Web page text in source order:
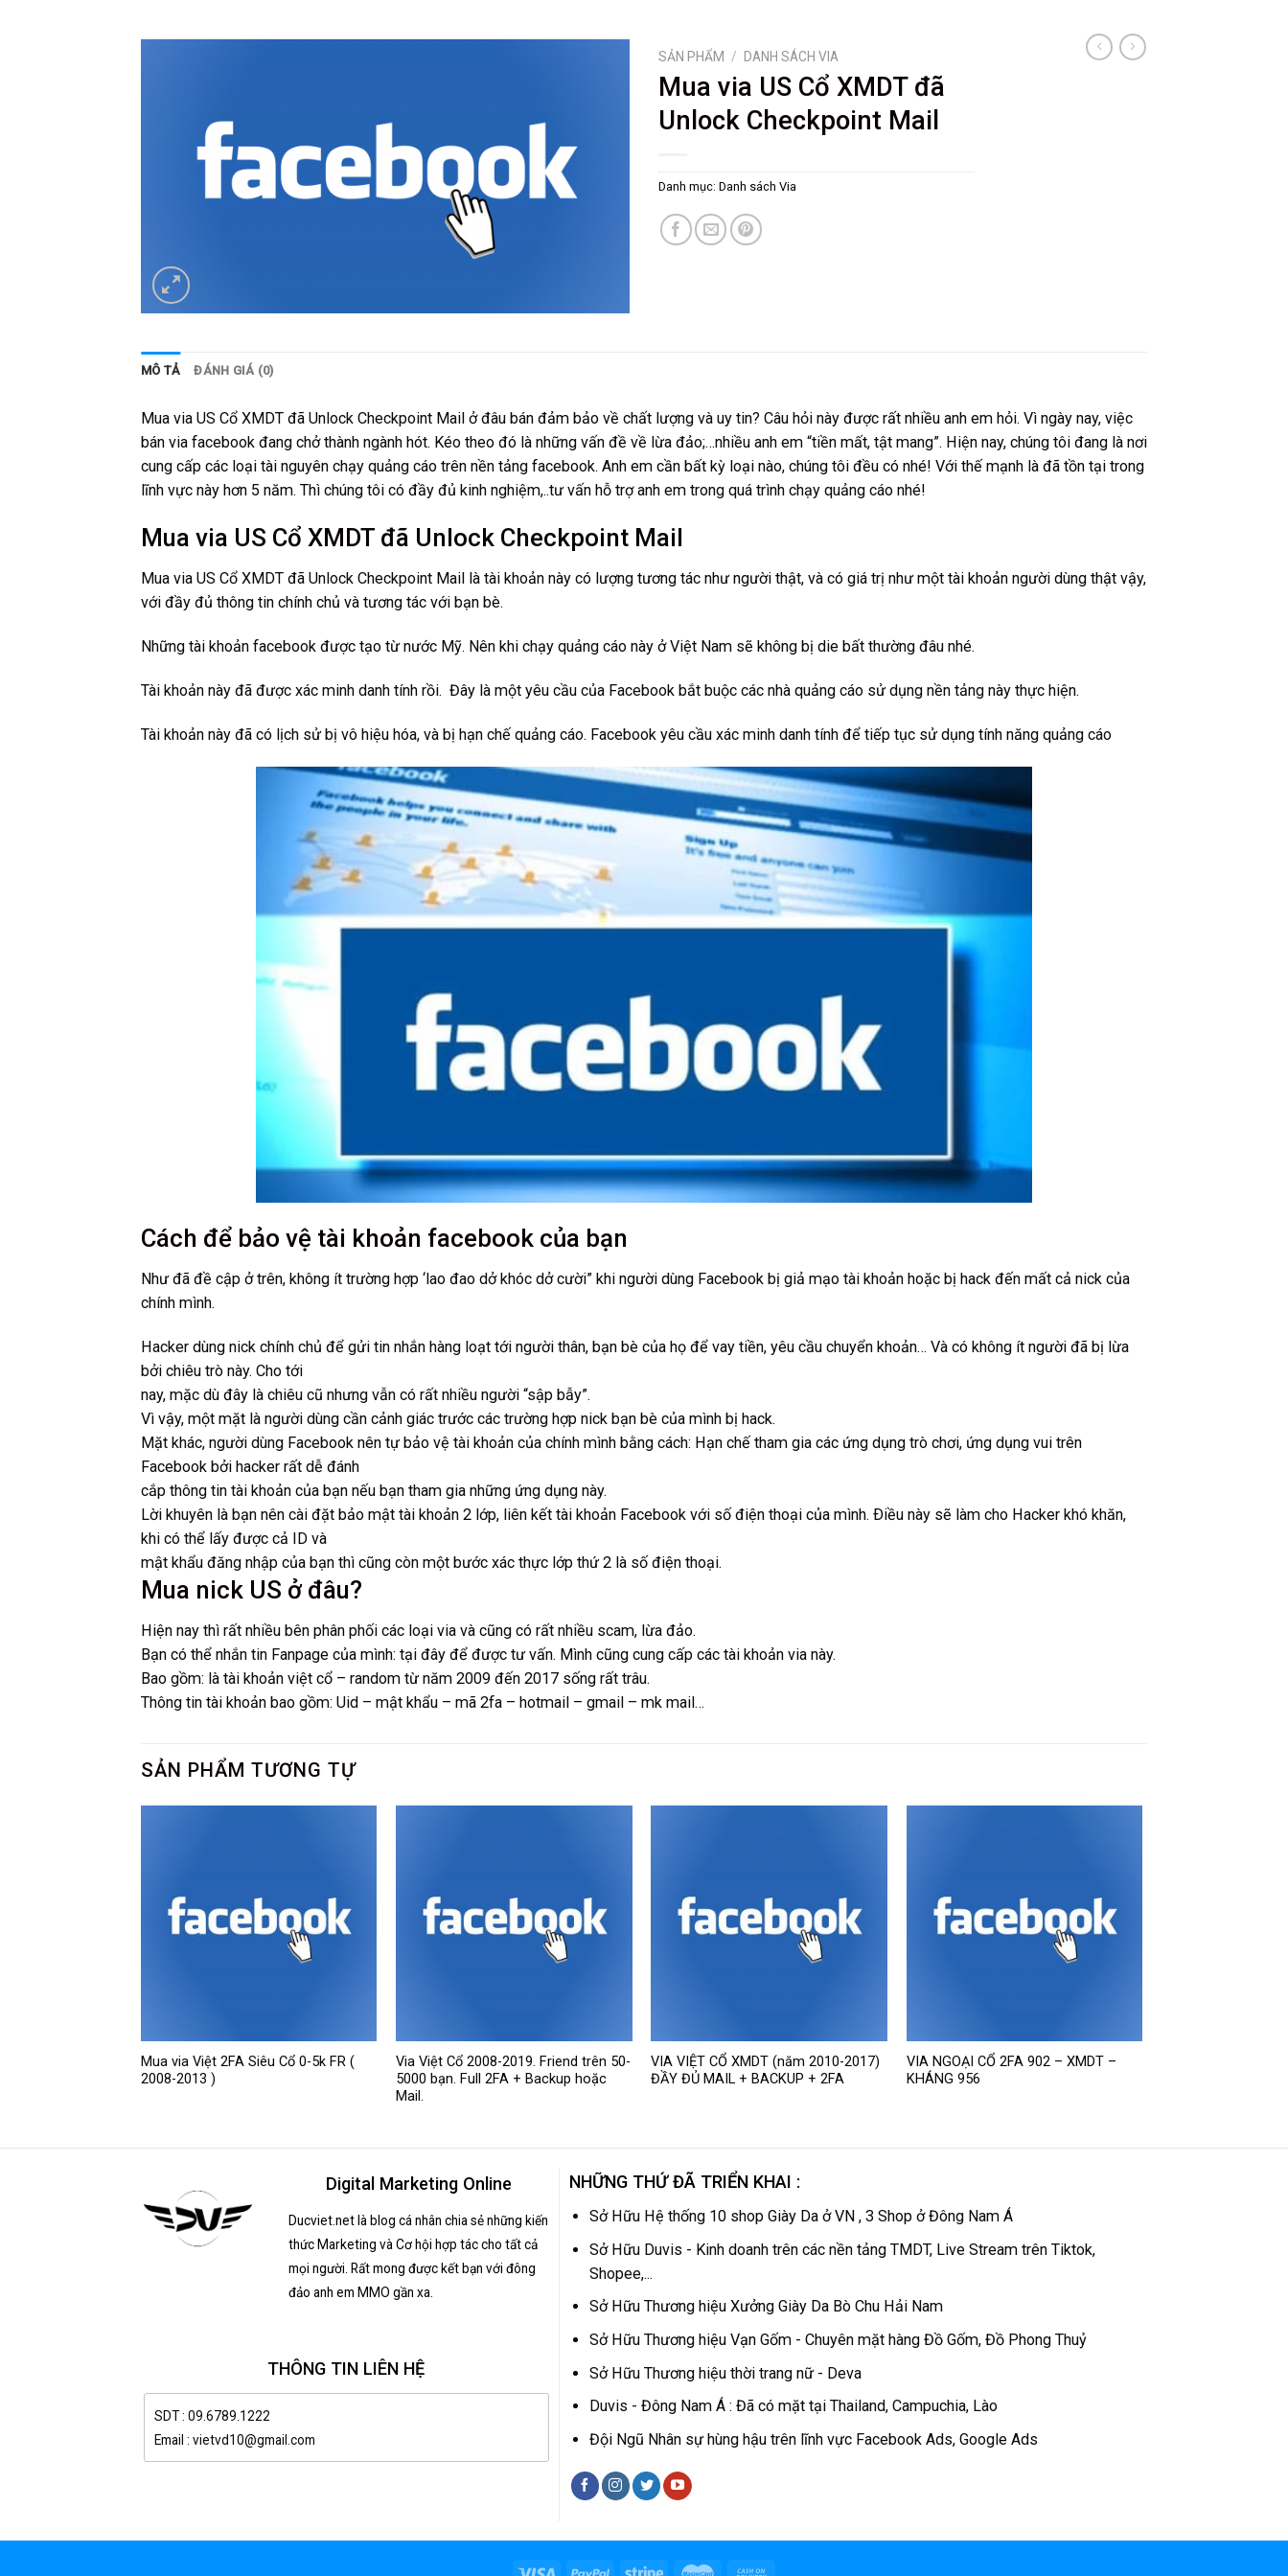
SẢN PHẨM / DANH SÁCH VIA
Mua via US Cổ XMDT đã
Unlock Checkpoint Mail
Danh mục: Danh sách Via
MÔ TẢ ĐÁNH GIÁ (0)
Mua via US Cổ XMDT đã Unlock Checkpoint Mail ở đâu bán đảm bảo về chất lượng và uy tin? Câu hỏi này được rất nhiều anh em hỏi. Vì ngày nay, việc
bán via facebook đang chở thành ngành hót. Kéo theo đó là những vấn đề về lừa đảo;…nhiều anh em “tiền mất, tật mang”. Hiện nay, chúng tôi đang là nơi
cung cấp các loại tài nguyên chạy quảng cáo trên nền tảng facebook. Anh em cần bất kỳ loại nào, chúng tôi đều có nhé! Với thế mạnh là đã tồn tại trong
lĩnh vực này hơn 5 năm. Thì chúng tôi có đầy đủ kinh nghiệm,..tư vấn hỗ trợ anh em trong quá trình chạy quảng cáo nhé!
Mua via US Cổ XMDT đã Unlock Checkpoint Mail
Mua via US Cổ XMDT đã Unlock Checkpoint Mail là tài khoản này có lượng tương tác như người thật, và có giá trị như một tài khoản người dùng thật vậy,
với đầy đủ thông tin chính chủ và tương tác với bạn bè.
Những tài khoản facebook được tạo từ nước Mỹ. Nên khi chạy quảng cáo này ở Việt Nam sẽ không bị die bất thường đâu nhé.
Tài khoản này đã được xác minh danh tính rồi. Đây là một yêu cầu của Facebook bắt buộc các nhà quảng cáo sử dụng nền tảng này thực hiện.
Tài khoản này đã có lịch sử bị vô hiệu hóa, và bị hạn chế quảng cáo. Facebook yêu cầu xác minh danh tính để tiếp tục sử dụng tính năng quảng cáo
Cách để bảo vệ tài khoản facebook của bạn
Như đã đề cập ở trên, không ít trường hợp ‘lao đao dở khóc dở cười” khi người dùng Facebook bị giả mạo tài khoản hoặc bị hack đến mất cả nick của
chính mình.
Hacker dùng nick chính chủ để gửi tin nhắn hàng loạt tới người thân, bạn bè của họ để vay tiền, yêu cầu chuyển khoản… Và có không ít người đã bị lừa
bởi chiêu trò này. Cho tới
nay, mặc dù đây là chiêu cũ nhưng vẫn có rất nhiều người “sập bẫy”.
Vì vậy, một mặt là người dùng cần cảnh giác trước các trường hợp nick bạn bè của mình bị hack.
Mặt khác, người dùng Facebook nên tự bảo vệ tài khoản của chính mình bằng cách: Hạn chế tham gia các ứng dụng trò chơi, ứng dụng vui trên
Facebook bởi hacker rất dễ đánh
cắp thông tin tài khoản của bạn nếu bạn tham gia những ứng dụng này.
Lời khuyên là bạn nên cài đặt bảo mật tài khoản 2 lớp, liên kết tài khoản Facebook với số điện thoại của mình. Ðiều này sẽ làm cho Hacker khó khăn,
khi có thể lấy được cả ID và
mật khẩu đăng nhập của bạn thì cũng còn một bước xác thực lớp thứ 2 là số điện thoại.
Mua nick US ở đâu?
Hiện nay thì rất nhiều bên phân phối các loại via và cũng có rất nhiều scam, lừa đảo.
Bạn có thể nhắn tin Fanpage của mình: tại đây để được tư vấn. Mình cũng cung cấp các tài khoản via này.
Bao gồm: là tài khoản việt cổ – random từ năm 2009 đến 2017 sống rất trâu.
Thông tin tài khoản bao gồm: Uid – mật khẩu – mã 2fa – hotmail – gmail – mk mail…
SẢN PHẨM TƯƠNG TỰ
Mua via Việt 2FA Siêu Cổ 0-5k FR (
2008-2013 )
Via Việt Cổ 2008-2019. Friend trên 50-
5000 bạn. Full 2FA + Backup hoặc
Mail.
VIA VIỆT CỔ XMDT (năm 2010-2017)
ĐẦY ĐỦ MAIL + BACKUP + 2FA
VIA NGOẠI CỔ 2FA 902 – XMDT –
KHÁNG 956
Digital Marketing Online
Ducviet.net là blog cá nhân chia sẻ những kiến
thức Marketing và Cơ hội hợp tác cho tất cả
mọi người. Rất mong được kết bạn với đông
đảo anh em MMO gần xa.
THÔNG TIN LIÊN HỆ
SDT : 09.6789.1222
Email : vietvd10@gmail.com
NHỮNG THỨ ĐÃ TRIỂN KHAI :
Sở Hữu Hệ thống 10 shop Giày Da ở VN , 3 Shop ở Đông Nam Á
Sở Hữu Duvis - Kinh doanh trên các nền tảng TMDT, Live Stream trên Tiktok,
Shopee,...
Sở Hữu Thương hiệu Xưởng Giày Da Bò Chu Hải Nam
Sở Hữu Thương hiệu Vạn Gốm - Chuyên mặt hàng Đồ Gốm, Đồ Phong Thuỷ
Sở Hữu Thương hiệu thời trang nữ - Deva
Duvis - Đông Nam Á : Đã có mặt tại Thailand, Campuchia, Lào
Đội Ngũ Nhân sự hùng hậu trên lĩnh vực Facebook Ads, Google Ads